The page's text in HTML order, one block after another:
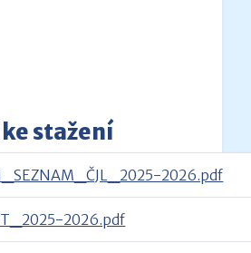
stažení
2026.pdf
2026.pdf